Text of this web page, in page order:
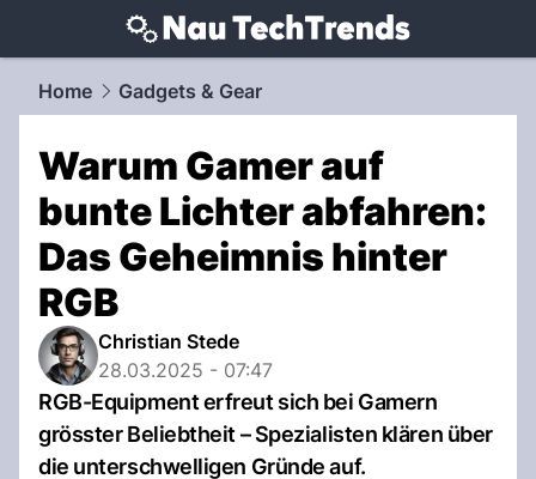
techtrends.NAU.ch
Home Gadgets & Gear
Warum Gamer auf
bunte Lichter abfahren:
Das Geheimnis hinter
RGB
Christian Stede
28.03.2025 - 07:47
RGB-Equipment erfreut sich bei Gamern
grösster Beliebtheit – Spezialisten klären über
die unterschwelligen Gründe auf.